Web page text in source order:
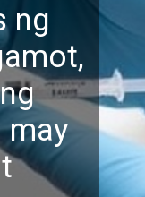
ng
may